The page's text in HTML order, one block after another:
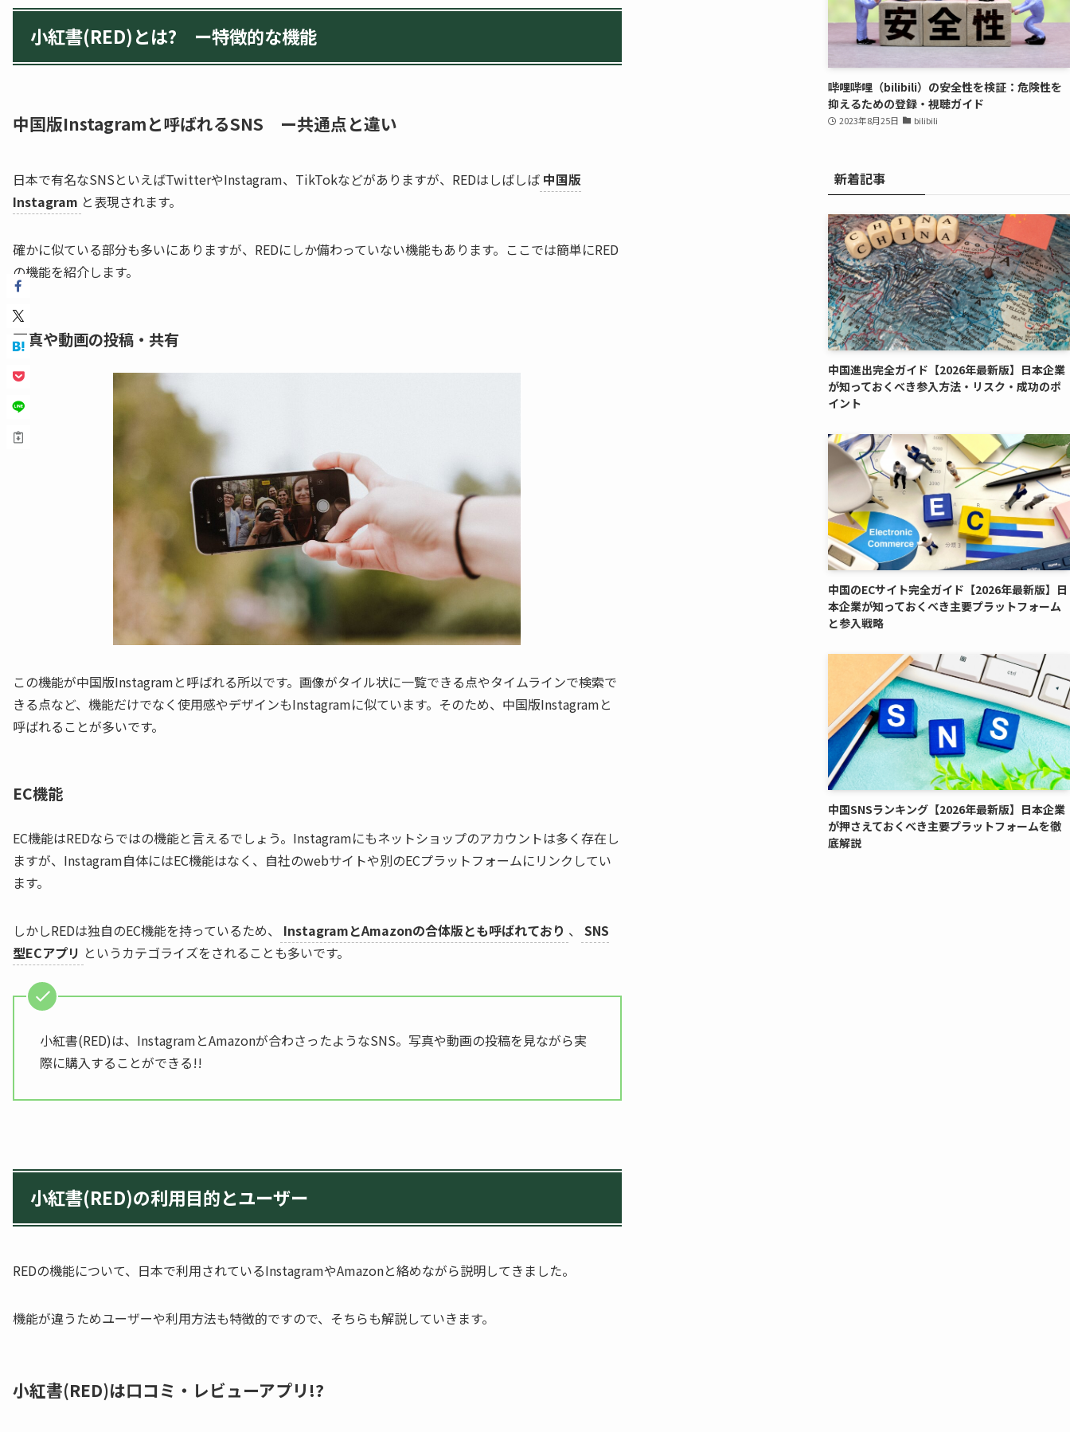
小紅書(RED)とは? ー特徴的な機能
中国版Instagramと呼ばれるSNS ー共通点と違い
日本で有名なSNSといえばTwitterやInstagram、TikTokなどがありますが、REDはしばしば 中国版
Instagram と表現されます。
確かに似ている部分も多いにありますが、REDにしか備わっていない機能もあります。ここでは簡単にRED
の機能を紹介します。
写真や動画の投稿・共有
この機能が中国版Instagramと呼ばれる所以です。画像がタイル状に一覧できる点やタイムラインで検索で
きる点など、機能だけでなく使用感やデザインもInstagramに似ています。そのため、中国版Instagramと
呼ばれることが多いです。
EC機能
EC機能はREDならではの機能と言えるでしょう。Instagramにもネットショップのアカウントは多く存在し
ますが、Instagram自体にはEC機能はなく、自社のwebサイトや別のECプラットフォームにリンクしてい
ます。
しかしREDは独自のEC機能を持っているため、 InstagramとAmazonの合体版とも呼ばれており 、 SNS
型ECアプリ というカテゴライズをされることも多いです。
小紅書(RED)は、InstagramとAmazonが合わさったようなSNS。写真や動画の投稿を見ながら実
際に購入することができる!!
小紅書(RED)の利用目的とユーザー
REDの機能について、日本で利用されているInstagramやAmazonと絡めながら説明してきました。
機能が違うためユーザーや利用方法も特徴的ですので、そちらも解説していきます。
小紅書(RED)は口コミ・レビューアプリ!?
哔哩哔哩（bilibili）の安全性を検証：危険性を
抑えるための登録・視聴ガイド
2023年8月25日 bilibili
新着記事
中国進出完全ガイド【2026年最新版】日本企業
が知っておくべき参入方法・リスク・成功のポ
イント
中国のECサイト完全ガイド【2026年最新版】日
本企業が知っておくべき主要プラットフォーム
と参入戦略
中国SNSランキング【2026年最新版】日本企業
が押さえておくべき主要プラットフォームを徹
底解説